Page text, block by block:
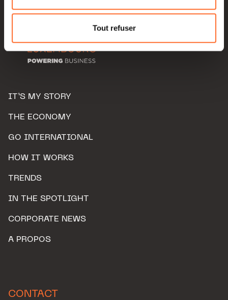
Pour de plus amples informations sur la manière dont
nous utilisons lescookies et sommes amenés à traiter
Charte d’usage des cookieset notrePolitique de
protection des données personnelles.
Tout refuser
IT’S MY STORY
THE ECONOMY
GO INTERNATIONAL
HOW IT WORKS
TRENDS
IN THE SPOTLIGHT
CORPORATE NEWS
A PROPOS
CONTACT